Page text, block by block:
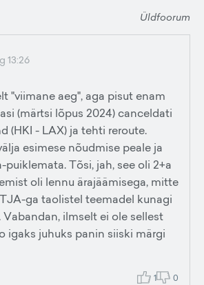
Üldfoorum
13:26
"viimane aeg", aga pisut enam
(märtsi lõpus 2024) canceldati
(HKI - LAX) ja tehti reroute.
esimese nõudmise peale ja
Tõsi, jah, see oli 2+a
oli lennu ärajäämisega, mitte
ga taolistel teemadel kunagi
Vabandan, ilmselt ei ole sellest
igaks juhuks panin siiski märgi
1 0